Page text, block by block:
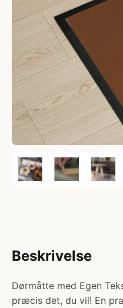
Beskrivelse
Dørmåtte med Egen
præcis det, du vil! En